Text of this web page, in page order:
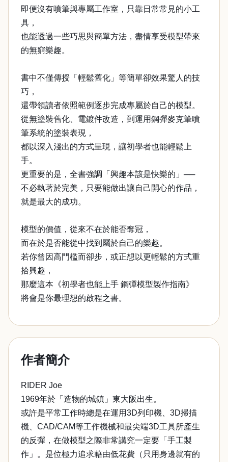
即便沒有噴筆與專屬工作室，只靠日常常見的小工
具，
也能透過一些巧思與簡單方法，盡情享受模型帶來
的無窮樂趣。
書中不僅傳授「輕鬆舊化」等簡單卻效果驚人的技
巧，
還帶領讀者依照範例逐步完成專屬於自己的模型。
從無塗裝舊化、電鍍件改造，到運用鋼彈麥克筆噴
筆系統的塗裝表現，
都以深入淺出的方式呈現，讓初學者也能輕鬆上
手。
更重要的是，全書強調「興趣本該是快樂的」──
不必執著於完美，只要能做出讓自己開心的作品，
就是最大的成功。
模型的價值，從來不在於能否奪冠，
而在於是否能從中找到屬於自己的樂趣。
若你曾因高門檻而卻步，或正想以更輕鬆的方式重
拾興趣，
那麼這本《初學者也能上手 鋼彈模型製作指南》
將會是你最理想的啟程之書。
作者簡介
RIDER Joe
1969年於「造物的城鎮」東大阪出生。
或許是平常工作時總是在運用3D列印機、3D掃描
機、CAD/CAM等工作機械和最尖端3D工具所產生
的反彈，在做模型之際非常講究一定要「手工製
作」。是位極力追求藉由低花費（只用身邊就有的